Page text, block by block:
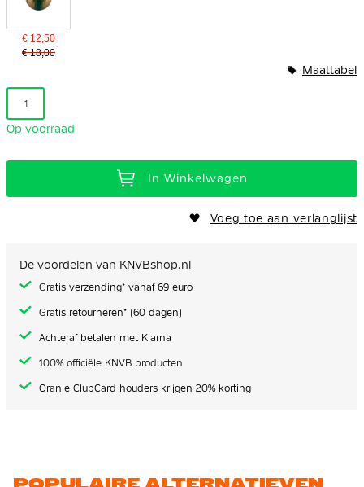
€ 12,50
€ 18,00
1
Op voorraad
Maattabel
In Winkelwagen
Voeg toe aan verlanglijst
De voordelen van KNVBshop.nl
Gratis verzending* vanaf 69 euro
Gratis retourneren* (60 dagen)
Achteraf betalen met Klarna
100% officiële KNVB producten
Oranje ClubCard houders krijgen 20% korting